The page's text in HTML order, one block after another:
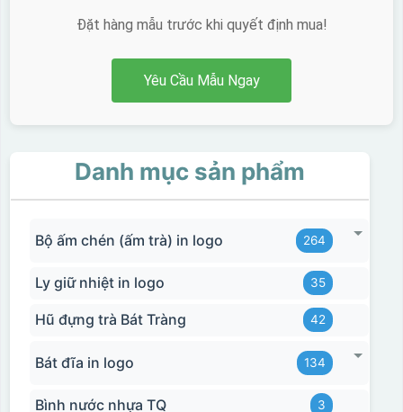
Đặt hàng mẫu trước khi quyết định mua!
Yêu Cầu Mẫu Ngay
Danh mục sản phẩm
Bộ ấm chén (ấm trà) in logo 264
Ly giữ nhiệt in logo 35
Hũ đựng trà Bát Tràng 42
Bát đĩa in logo 134
Bình nước nhựa TQ 3